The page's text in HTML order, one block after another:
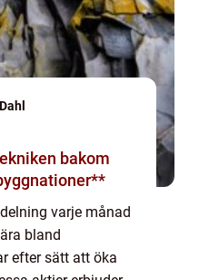
bakom
varje månad
bland
efter sätt att öka